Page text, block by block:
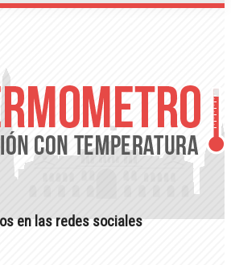
en las redes sociales